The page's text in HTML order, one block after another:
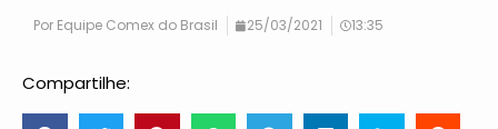
Por Equipe Comex do Brasil 25/03/2021 13:35
Compartilhe: